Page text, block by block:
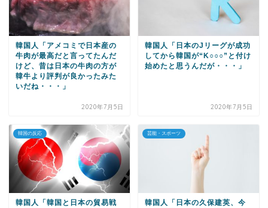
韓国人「アメコミで日本産の
牛肉が最高だと言ってたんだ
けど、昔は日本の牛肉の方が
韓牛より評判が良かったみた
いだね・・・」
2020年7月5日
韓国人「日本のJリーグが成功
してから韓国が“K○○○”と付け
始めたと思うんだが・・・」
2020年7月5日
韓国の反応
韓国人「韓国と日本の貿易戦
芸能・スポーツ
韓国人「日本の久保建英、今